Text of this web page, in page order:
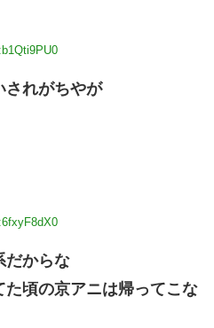
されがちやが
だからな
頃の京アニは帰ってこな